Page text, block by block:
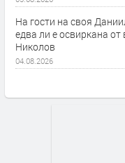
На гости на своя
едва ли е освиркана
Николов
04.08.2026